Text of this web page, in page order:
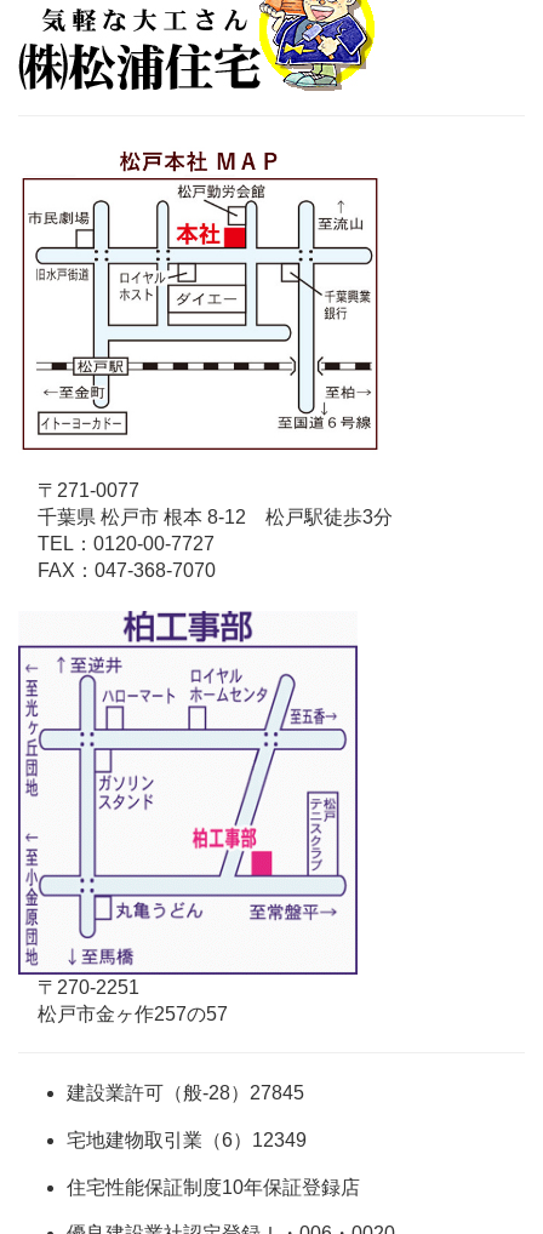
〒271-0077
千葉県 松戸市 根本 8-12 松戸駅徒歩3分
TEL：0120-00-7727
FAX：047-368-7070
〒270-2251
松戸市金ヶ作257の57
建設業許可（般-28）27845
宅地建物取引業（6）12349
住宅性能保証制度10年保証登録店